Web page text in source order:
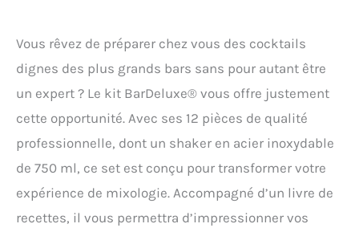
Vous rêvez de préparer chez vous des cocktails
dignes des plus grands bars sans pour autant être
un expert ? Le kit BarDeluxe® vous offre justement
cette opportunité. Avec ses 12 pièces de qualité
professionnelle, dont un shaker en acier inoxydable
de 750 ml, ce set est conçu pour transformer votre
expérience de mixologie. Accompagné d’un livre de
recettes, il vous permettra d’impressionner vos